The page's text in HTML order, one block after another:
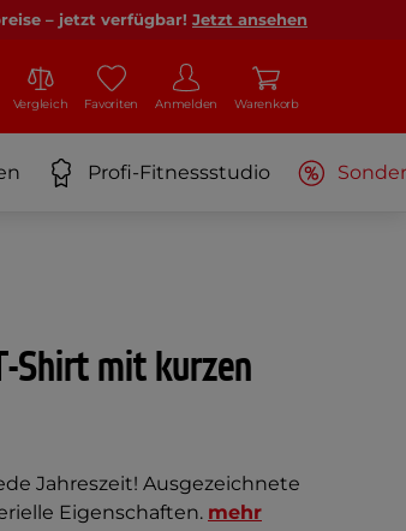
– jetzt verfügbar! Jetzt ansehen
Vergleich Favoriten Anmelden Warenkorb
Profi-Fitnessstudio
Shirt mit kurzen
Jahreszeit! Ausgezeichnete
Eigenschaften. mehr